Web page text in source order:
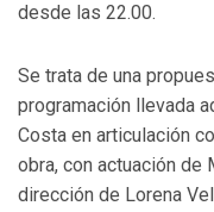
desde las 22.00.
Se trata de una
programación llevada
Costa en articulación
obra, con actuación de
dirección de Lorena